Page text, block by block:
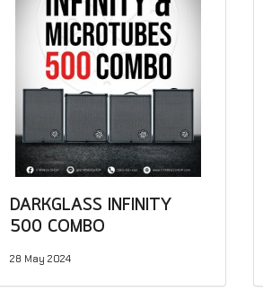
DARKGLASS INFINITY
500 COMBO
28 May 2024